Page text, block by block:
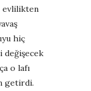
evlilikten
hiç
değişecek
o lafı
getirdi.